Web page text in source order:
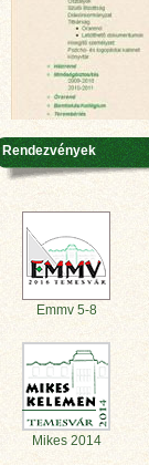
Rendezvények
Emmv 5-8
Mikes 2014